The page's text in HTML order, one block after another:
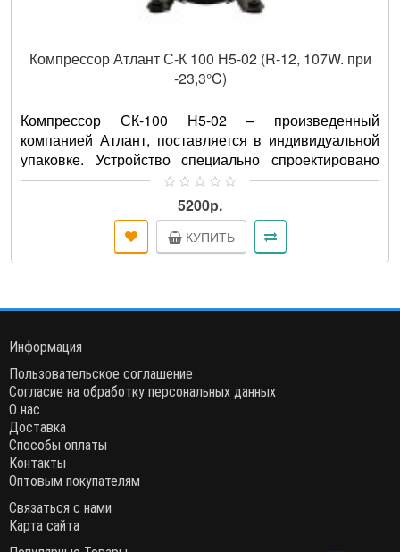
Компрессор Атлант С-К 100 Н5-02 (R-12, 107W. при
-23,3°C)
Компрессор СК-100 Н5-02 – произведенный
компанией Атлант, поставляется в индивидуальной
упаковке. Устройство специально спроектировано
для использования в холод..
5200р.
КУПИТЬ
Информация
Пользовательское соглашение
Согласие на обработку персональных данных
О нас
Доставка
Способы оплаты
Контакты
Оптовым покупателям
Связаться с нами
Карта сайта